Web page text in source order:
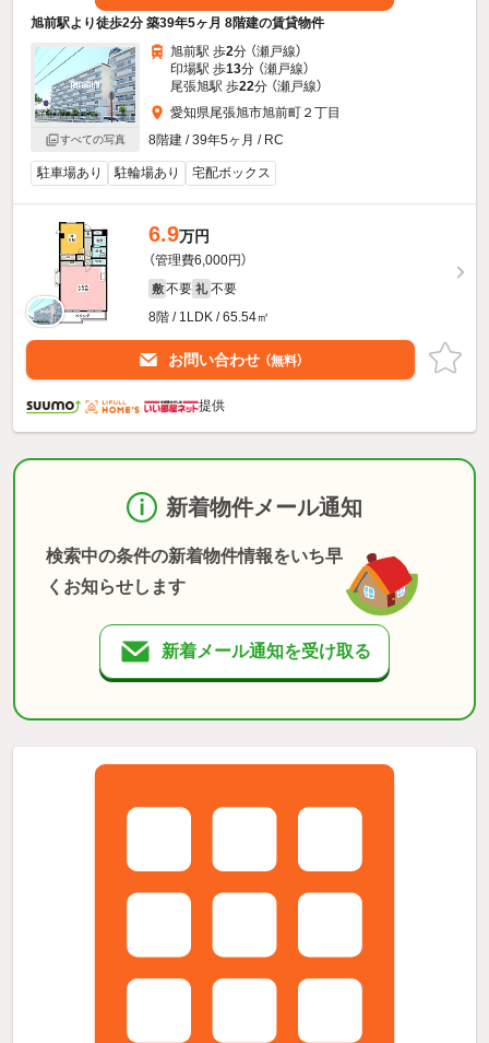
旭前駅より徒歩2分 築39年5ヶ月 8階建の賃貸物件
すべての写真
旭前駅 歩2分 （瀬戸線）
印場駅 歩13分 （瀬戸線）
尾張旭駅 歩22分 （瀬戸線）
愛知県尾張旭市旭前町２丁目
8階建 / 39年5ヶ月 / RC
駐車場あり 駐輪場あり 宅配ボックス
6.9万円
（管理費6,000円）
敷 不要 礼 不要
8階 / 1LDK / 65.54㎡
お問い合わせ （無料）
提供
新着物件メール通知
検索中の条件の新着物件情報をいち早
くお知らせします
新着メール通知を受け取る